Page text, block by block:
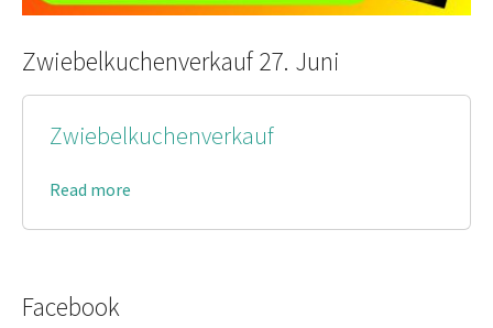
Zwiebelkuchenverkauf 27. Juni
Zwiebelkuchenverkauf
Read more
Facebook